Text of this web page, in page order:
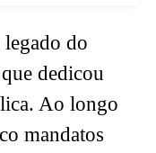
do
dedicou
Ao longo
mandatos